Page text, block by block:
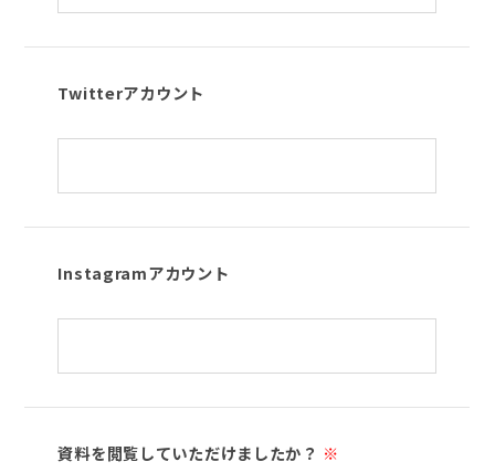
Twitterアカウント
Instagramアカウント
資料を閲覧していただけましたか？ ※